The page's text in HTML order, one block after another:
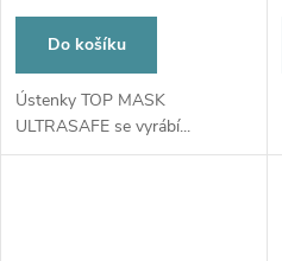
Do košíku
Ústenky TOP MASK
ULTRASAFE se vyrábí...